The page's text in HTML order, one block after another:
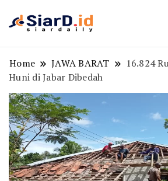
Home JAWA BARAT
16.824
Huni di Jabar Dibedah